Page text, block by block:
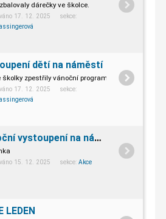
dárečky ve školce.
17. 12. 2025 sekce:
dětí na náměstí
školky zpestřily vánoční program.
17. 12. 2025 sekce:
Vánoční vystoupení na náměstí
15. 12. 2025 sekce: Akce
LEDEN